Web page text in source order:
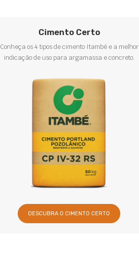
Cimento Certo
Conheça os 4 tipos de cimento Itambé e a melhor
indicação de uso para argamassa e concreto.
DESCUBRA O CIMENTO CERTO